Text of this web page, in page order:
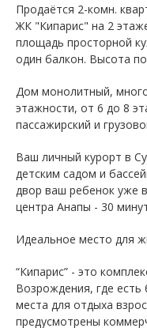
Продаётся 2-комн.
ЖК "Кипарис" на 2
площадь просторной
один балкон. Высота
Дом монолитный,
этажности, от 6 до 8
пассажирский и
Ваш личный курорт в
детским садом и
двор ваш ребенок уже
центра Анапы - 30
Идеальное место для
“Кипарис” - это
Возрождения, где есть
места для отдыха
предусмотрены